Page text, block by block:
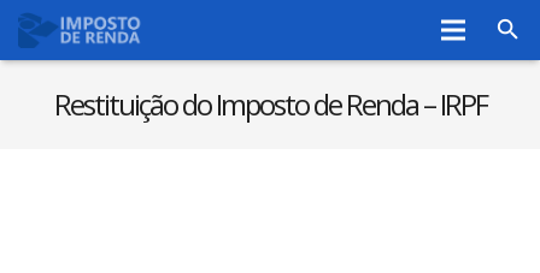
Restituição do Imposto de Renda – IRPF